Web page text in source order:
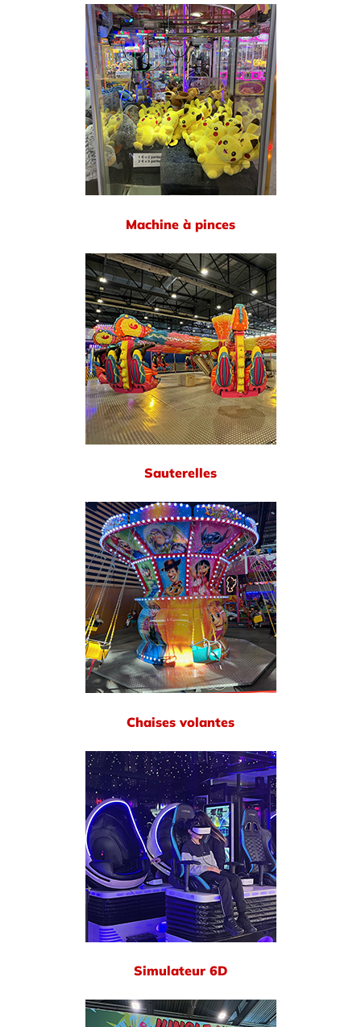
Machine à pinces
Sauterelles
Chaises volantes
Simulateur 6D